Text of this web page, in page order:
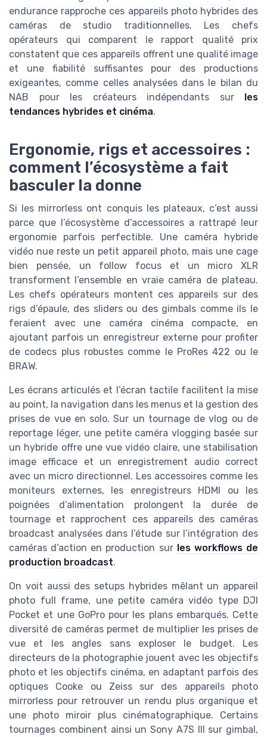
endurance rapproche ces appareils photo hybrides des
caméras de studio traditionnelles. Les chefs
opérateurs qui comparent le rapport qualité prix
constatent que ces appareils offrent une qualité image
et une fiabilité suffisantes pour des productions
exigeantes, comme celles analysées dans le bilan du
NAB pour les créateurs indépendants sur
les
tendances hybrides et cinéma.
Ergonomie, rigs et accessoires :
comment l’écosystème a fait
basculer la donne
Si les mirrorless ont conquis les plateaux, c’est aussi
parce que l’écosystème d’accessoires a rattrapé leur
ergonomie parfois perfectible. Une caméra hybride
vidéo nue reste un petit appareil photo, mais une cage
bien pensée, un follow focus et un micro XLR
transforment l’ensemble en vraie caméra de plateau.
Les chefs opérateurs montent ces appareils sur des
rigs d’épaule, des sliders ou des gimbals comme ils le
feraient avec une caméra cinéma compacte, en
ajoutant parfois un enregistreur externe pour profiter
de codecs plus robustes comme le ProRes 422 ou le
BRAW.
Les écrans articulés et l’écran tactile facilitent la mise
au point, la navigation dans les menus et la gestion des
prises de vue en solo. Sur un tournage de vlog ou de
reportage léger, une petite caméra vlogging basée sur
un hybride offre une vue vidéo claire, une stabilisation
image efficace et un enregistrement audio correct
avec un micro directionnel. Les accessoires comme les
moniteurs externes, les enregistreurs HDMI ou les
poignées d’alimentation prolongent la durée de
tournage et rapprochent ces appareils des caméras
broadcast analysées dans l’étude sur l’intégration des
caméras d’action en production sur les workflows de
production broadcast.
On voit aussi des setups hybrides mêlant un appareil
photo full frame, une petite caméra vidéo type DJI
Pocket et une GoPro pour les plans embarqués. Cette
diversité de caméras permet de multiplier les prises de
vue et les angles sans exploser le budget. Les
directeurs de la photographie jouent avec les objectifs
photo et les objectifs cinéma, en adaptant parfois des
optiques Cooke ou Zeiss sur des appareils photo
mirrorless pour retrouver un rendu plus organique et
une photo miroir plus cinématographique. Certains
tournages combinent ainsi un Sony A7S III sur gimbal,